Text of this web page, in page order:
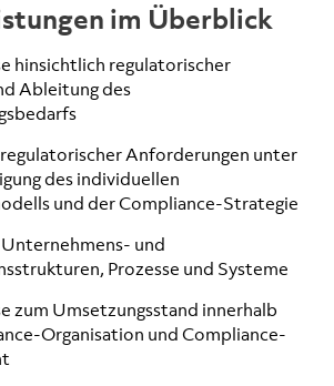
im Überblick
hinsichtlich regulatorischer
Ableitung des
Anforderungen unter
des individuellen
und der Compliance-Strategie
und
Prozesse und Systeme
zum Umsetzungsstand innerhalb
Organisation und Compliance-